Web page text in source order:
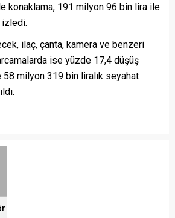
konaklama, 191 milyon 96 bin lira ile
izledi.
ilaç, çanta, kamera ve benzeri
ise yüzde 17,4 düşüş
milyon 319 bin liralık seyahat